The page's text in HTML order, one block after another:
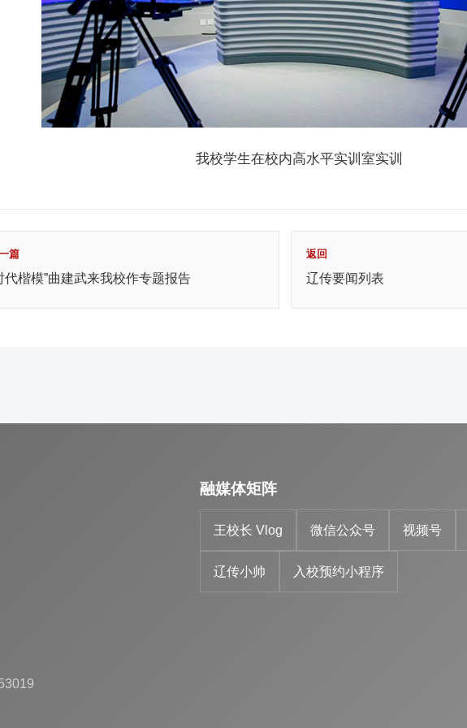
我校学生在校内高水平实训室实训
篇
代楷模”曲建武来我校作专题报告
返回
辽传要闻列表
融媒体矩阵
王校长 Vlog 微信公众号 视频号
辽传小帅 入校预约小程序